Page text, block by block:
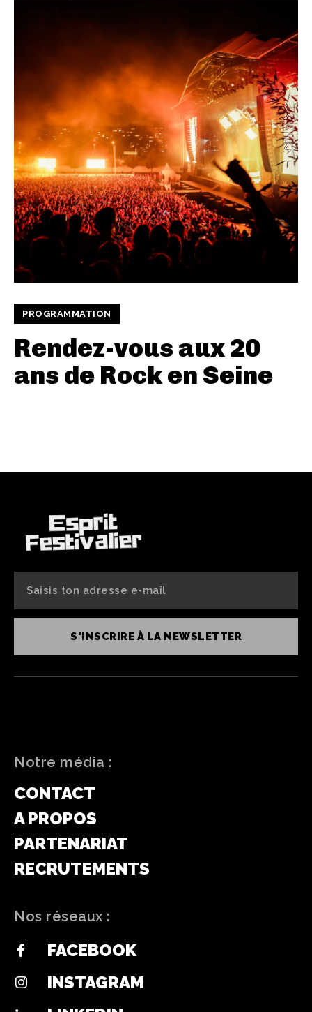
PROGRAMMATION
Rendez-vous aux 20
ans de Rock en Seine
S'INSCRIRE À LA NEWSLETTER
Notre média :
CONTACT
A PROPOS
PARTENARIAT
RECRUTEMENTS
Nos réseaux :
FACEBOOK
INSTAGRAM